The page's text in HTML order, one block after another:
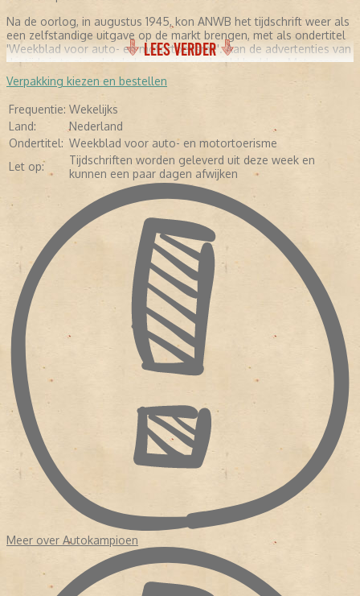
Na de oorlog, in augustus 1945, kon ANWB het tijdschrift weer als
een zelfstandige uitgave op de markt brengen, met als ondertitel
'Weekblad voor auto- en motortoerisme'. Aan de advertenties van
destijds is te zien dat de lezers niet veel geld hadden. Met name
professionele garages adverteerden met hun diensten. Daarnaast
werd de motorolie aangeprezen. In de jaren zeventig werd de
eerste 'Kampioen' in kleur gedrukt. Tevens kwam er meer geld vrij
voor het testen van auto's en meer fotografie. De redactie
besloot zich meer te gaan richten op mensen met kennis van
auto's. Hierdoor werd het blad minder geschikt voor leken. Vijftien
jaar later (in 1985) verscheen het tijdschrift in full color en in de
jaren negentig werd gebruikgemaakt van glossy-papier. Inmiddels
werd 'Autokampioen' nog maar tweewekelijks uitgebracht. Ook de
ondertitel verdween. De redactie hield de lezers nog steeds op de
hoogte door testverslagen van de nieuwste modellen te
publiceren, informatie te geven over occasions, experts aan het
woord laten en reportages over klassiekers en prototypes te
maken. In de loop der jaren liep de oplage en de advertentie
inkomsten geleidelijk aan terug. Daarop besloot ANWB in 2010 de
laatste editie van 'Autokampioen' uit te brengen op 26 oktober.
Bron:
Magazine! 150 jaar publiekstijdschriften
LEES VERDER
Verpakking kiezen en bestellen
Frequentie: Wekelijks
Land:
Nederland
Ondertitel: Weekblad voor auto- en motortoerisme
Let op:
Tijdschriften worden geleverd uit deze week en
kunnen een paar dagen afwijken
Meer over Autokampioen